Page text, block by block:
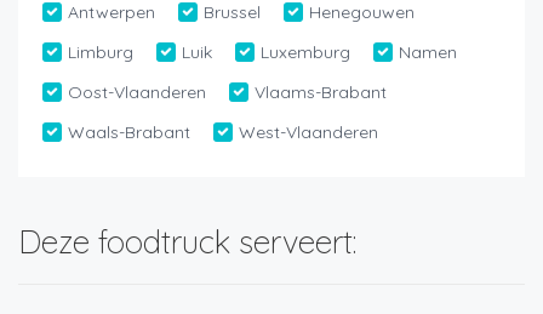
Antwerpen Brussel
Henegouwen
Limburg
Luik Luxemburg
Namen
Oost-Vlaanderen
Vlaams-Brabant
Waals-Brabant
West-Vlaanderen
Deze foodtruck serveert: